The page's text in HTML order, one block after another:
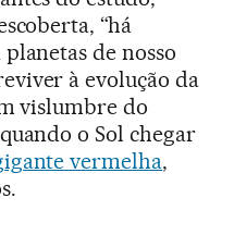
“há
de nosso
à evolução da
vislumbre do
o Sol chegar
vermelha,